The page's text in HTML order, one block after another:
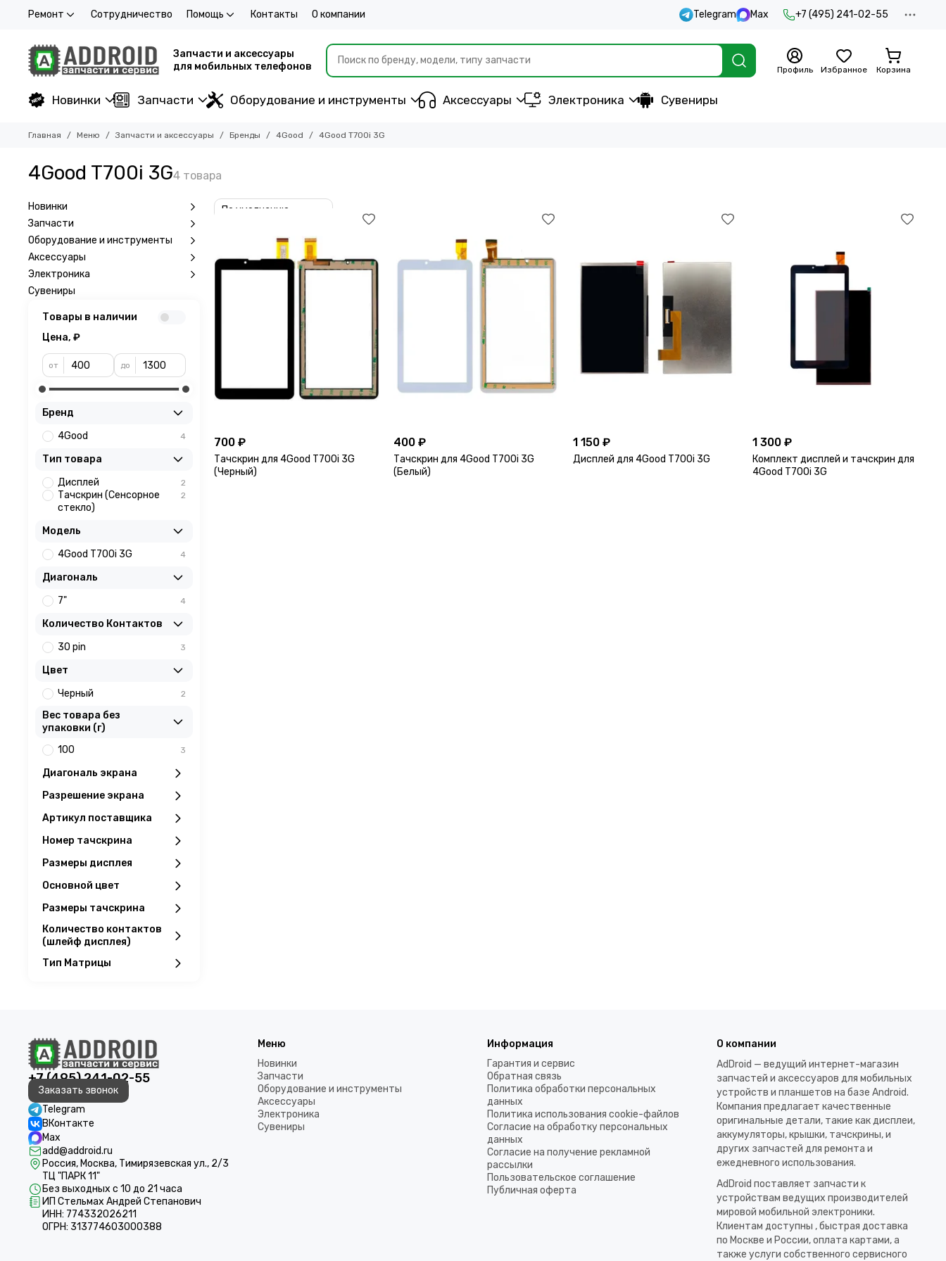
Ремонт Сотрудничество Помощь Контакты О компании Telegram Max +7 (495) 241-02-55
Запчасти и аксессуары
для мобильных телефонов
Профиль Избранное Корзина
Новинки Запчасти Оборудование и инструменты Аксессуары Электроника Сувениры
Главная Меню Запчасти и аксессуары Бренды 4Good 4Good T700i 3G
4Good T700i 3G
700 ₽
Тачскрин для 4Good T700i 3G
(Черный)
400 ₽
Тачскрин для 4Good T700i 3G
(Белый)
1 150 ₽
Дисплей для 4Good T700i 3G
1 300 ₽
Комплект дисплей и тачскрин для
4Good T700i 3G
Новинки
Запчасти
Оборудование и инструменты
Аксессуары
Электроника
Сувениры
Товары в наличии
Цена, ₽
от до
Бренд
4Good
4
Тип товара
Дисплей
2
Тачскрин (Сенсорное
стекло)
2
Модель
4Good T700i 3G
4
Диагональ
7"
4
Количество Контактов
30 pin
3
Цвет
Черный
2
Вес товара без
упаковки (г)
100
3
Диагональ экрана
Разрешение экрана
Артикул поставщика
Номер тачскрина
Размеры дисплея
Основной цвет
Размеры тачскрина
Количество контактов
(шлейф дисплея)
Тип Матрицы
+7 (495) 241-02-55
Заказать звонок
Telegram
ВКонтакте
Max
add@addroid.ru
Россия, Москва, Тимирязевская ул., 2/3
ТЦ "ПАРК 11"
Без выходных с 10 до 21 часа
ИП Стельмах Андрей Степанович
ИНН: 774332026211
ОГРН: 313774603000388
Меню
Новинки
Запчасти
Оборудование и инструменты
Аксессуары
Электроника
Сувениры
Информация
Гарантия и сервис
Обратная связь
Политика обработки персональных
данных
Политика использования cookie-файлов
Согласие на обработку персональных
данных
Согласие на получение рекламной
рассылки
Пользовательское соглашение
Публичная оферта
О компании
AdDroid — ведущий интернет-магазин
запчастей и аксессуаров для мобильных
устройств и планшетов на базе Android.
Компания предлагает качественные
оригинальные детали, такие как дисплеи,
аккумуляторы, крышки, тачскрины, и
других запчастей для ремонта и
ежедневного использования.​
AdDroid поставляет запчасти к
устройствам ведущих производителей
мировой мобильной электроники.
Клиентам доступны , быстрая доставка
по Москве и России, оплата картами, а
также услуги собственного сервисного